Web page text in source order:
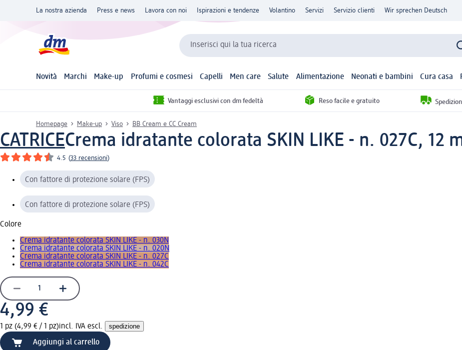
La nostra azienda Press e news Lavora con noi Ispirazioni e tendenze Volantino Servizi Servizio clienti Wir sprechen Deutsch
Inserisci qui la tua ricerca
Novità Marchi Make-up Profumi e cosmesi Capelli Men care Salute Alimentazione Neonati e bambini Cura casa
Vantaggi esclusivi con dm fedeltà Reso facile e gratuito
Homepage Make-up Viso BB Cream e CC Cream
CATRICECrema idratante colorata SKIN LIKE - n. 027C, 12
4.5 (33 recensioni)
Con fattore di protezione solare (FPS)
Con fattore di protezione solare (FPS)
Colore
Crema idratante colorata SKIN LIKE - n. 030N
Crema idratante colorata SKIN LIKE - n. 020N
Crema idratante colorata SKIN LIKE - n. 027C
Crema idratante colorata SKIN LIKE - n. 042C
4,99 €
1 pz (4,99 € / 1 pz)incl. IVA escl. spedizione
Aggiungi al carrello